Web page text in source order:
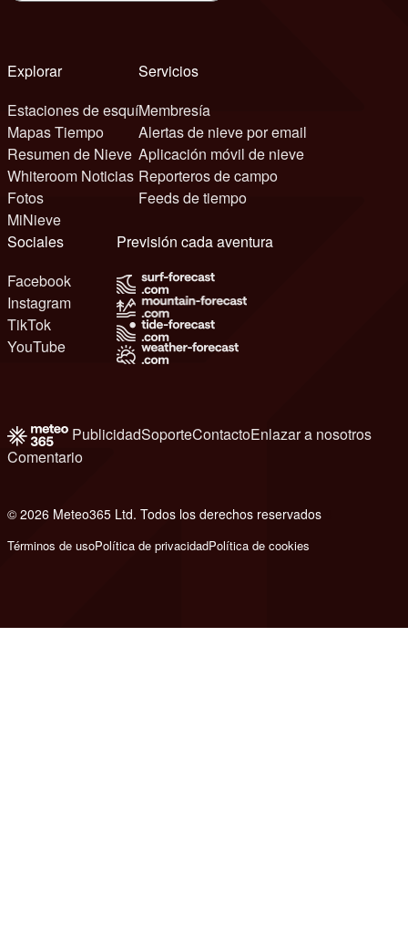
Explorar
Estaciones de esquí
Mapas Tiempo
Resumen de Nieve
Whiteroom Noticias
Fotos
MiNieve
Servicios
Membresía
Alertas de nieve por email
Aplicación móvil de nieve
Reporteros de campo
Feeds de tiempo
Sociales
Facebook
Instagram
TikTok
YouTube
Previsión cada aventura
PublicidadSoporteContactoEnlazar a nosotros
Comentario
© 2026 Meteo365 Ltd. Todos los derechos reservados
Términos de usoPolítica de privacidadPolítica de cookies